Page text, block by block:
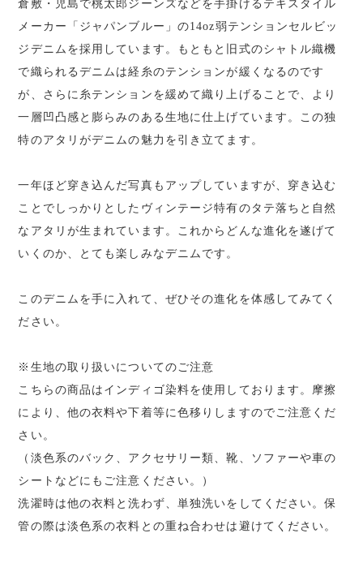
倉敷・児島で桃太郎ジーンズなどを手掛けるテキスタイル
メーカー「ジャパンブルー」の14oz弱テンションセルビッ
ジデニムを採用しています。もともと旧式のシャトル織機
で織られるデニムは経糸のテンションが緩くなるのです
が、さらに糸テンションを緩めて織り上げることで、より
一層凹凸感と膨らみのある生地に仕上げています。この独
特のアタリがデニムの魅力を引き立てます。
一年ほど穿き込んだ写真もアップしていますが、穿き込む
ことでしっかりとしたヴィンテージ特有のタテ落ちと自然
なアタリが生まれています。これからどんな進化を遂げて
いくのか、とても楽しみなデニムです。
このデニムを手に入れて、ぜひその進化を体感してみてく
ださい。
※生地の取り扱いについてのご注意
こちらの商品はインディゴ染料を使用しております。摩擦
により、他の衣料や下着等に色移りしますのでご注意くだ
さい。
（淡色系のバック、アクセサリー類、靴、ソファーや車の
シートなどにもご注意ください。）
洗濯時は他の衣料と洗わず、単独洗いをしてください。保
管の際は淡色系の衣料との重ね合わせは避けてください。